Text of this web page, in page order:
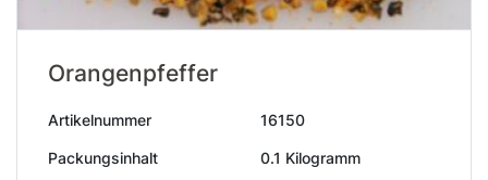
Orangenpfeffer
Artikelnummer 16150
Packungsinhalt 0.1 Kilogramm